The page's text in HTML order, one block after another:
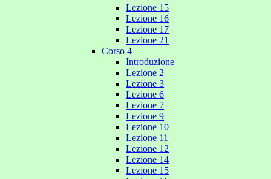
Lezione 15
Lezione 16
Lezione 17
Lezione 21
Corso 4
Introduzione
Lezione 2
Lezione 3
Lezione 6
Lezione 7
Lezione 9
Lezione 10
Lezione 11
Lezione 12
Lezione 14
Lezione 15